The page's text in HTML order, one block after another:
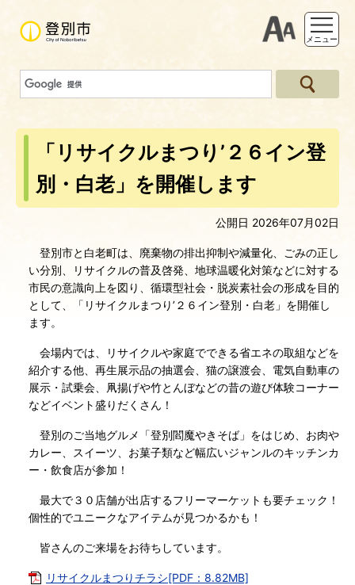
支援ツー
メニュー
「リサイクルまつり’２６イン登
別・白老」を開催します
公開日 2026年07月02日
登別市と白老町は、廃棄物の排出抑制や減量化、ごみの正し
い分別、リサイクルの普及啓発、地球温暖化対策などに対する
市民の意識向上を図り、循環型社会・脱炭素社会の形成を目的
として、「リサイクルまつり’２６イン登別・白老」を開催し
ます。
会場内では、リサイクルや家庭でできる省エネの取組などを
紹介する他、再生展示品の抽選会、猫の譲渡会、電気自動車の
展示・試乗会、凧揚げや竹とんぼなどの昔の遊び体験コーナー
などイベント盛りだくさん！
登別のご当地グルメ「登別閻魔やきそば」をはじめ、お肉や
カレー、スイーツ、お菓子類など幅広いジャンルのキッチンカ
ー・飲食店が参加！
最大で３０店舗が出店するフリーマーケットも要チェック！
個性的でユニークなアイテムが見つかるかも！
皆さんのご来場をお待ちしています。
リサイクルまつりチラシ[PDF：8.82MB]